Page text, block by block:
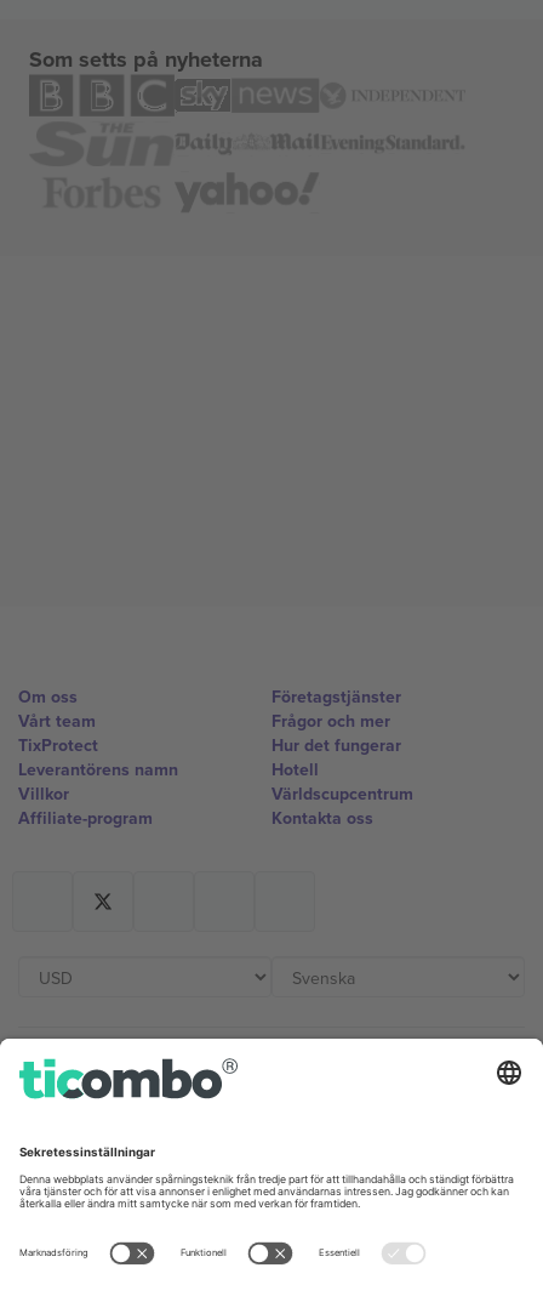
Som setts på nyheterna
Om oss
Vårt team
TixProtect
Leverantörens namn
Villkor
Affiliate-program
Företagstjänster
Frågor och mer
Hur det fungerar
Hotell
Världscupcentrum
Kontakta oss
Kontor och support
Unter den Linden 24, 10117
Berlin, Germany
London, EC1V 1AW, United
Kingdom
United States
Switzerland